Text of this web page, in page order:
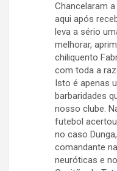
Chancelaram
aqui após
leva a sério
melhorar,
chiliquento
com toda a
Isto é apenas
barbaridades
nosso clube.
futebol
no caso
comandante
neuróticas e